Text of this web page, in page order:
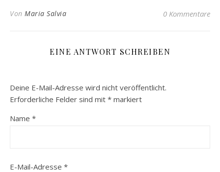
Von Maria Salvia 0 Kommentare
EINE ANTWORT SCHREIBEN
Deine E-Mail-Adresse wird nicht veröffentlicht.
Erforderliche Felder sind mit * markiert
Name *
E-Mail-Adresse *